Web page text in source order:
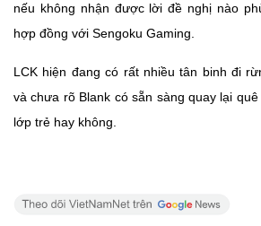
nếu không nhận được lời đề nghị nào
hợp đồng với Sengoku Gaming.
LCK hiện đang có rất nhiều tân binh đi
và chưa rõ Blank có sẵn sàng quay lại
lớp trẻ hay không.